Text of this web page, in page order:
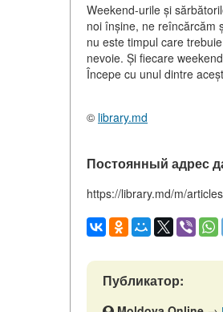
Weekend-urile și
noi înșine, ne reîncărcăm
nu este timpul care
nevoie. Și fiecare
Începe cu unul dintre
© library.md
Постоянный адрес
https://library.md/m/
Публикатор: